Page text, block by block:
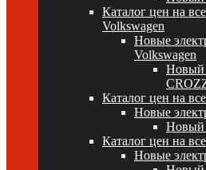
Каталог цен на
Volkswagen
Новые
Volkswagen
Новый
Каталог цен на
Новые
Новый
Каталог цен на
Новые